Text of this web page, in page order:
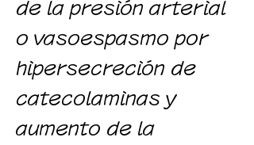
de la presión arterial
o vasoespasmo por
hipersecreción de
catecolaminas y
aumento de la